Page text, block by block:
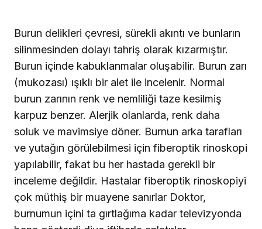
Burun delikleri çevresi, sürekli akıntı ve bunların
silinmesinden dolayı tahriş olarak kızarmıştır.
Burun içinde kabuklanmalar oluşabilir. Burun zarı
(mukozası) ışıklı bir alet ile incelenir. Normal
burun zarının renk ve nemliliği taze kesilmiş
karpuz benzer. Alerjik olanlarda, renk daha
soluk ve mavimsiye döner. Burnun arka tarafları
ve yutağın görülebilmesi için fiberoptik rinoskopi
yapılabilir, fakat bu her hastada gerekli bir
inceleme değildir. Hastalar fiberoptik rinoskopiyi
çok müthiş bir muayene sanırlar Doktor,
burnumun içini ta gırtlağıma kadar televizyonda